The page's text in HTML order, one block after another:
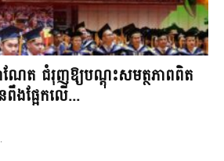
ែត ជំរុញឱ្យបណ្តុះសមត្ថភាពពិត
ងផ្អែកលើ...